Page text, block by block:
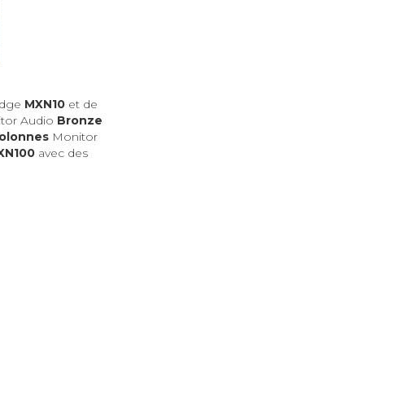
MXN10 et de
Audio Bronze
Monitor
avec des